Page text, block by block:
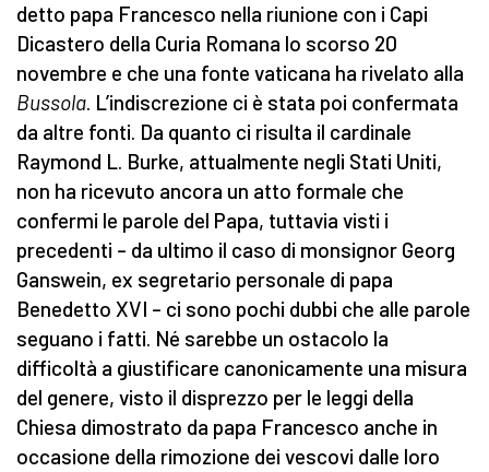
detto papa Francesco nella riunione con i Capi
Dicastero della Curia Romana lo scorso 20
novembre e che una fonte vaticana ha rivelato alla
Bussola. L’indiscrezione ci è stata poi confermata
da altre fonti. Da quanto ci risulta il cardinale
Raymond L. Burke, attualmente negli Stati Uniti,
non ha ricevuto ancora un atto formale che
confermi le parole del Papa, tuttavia visti i
precedenti – da ultimo il caso di monsignor Georg
Ganswein, ex segretario personale di papa
Benedetto XVI – ci sono pochi dubbi che alle parole
seguano i fatti. Né sarebbe un ostacolo la
difficoltà a giustificare canonicamente una misura
del genere, visto il disprezzo per le leggi della
Chiesa dimostrato da papa Francesco anche in
occasione della rimozione dei vescovi dalle loro